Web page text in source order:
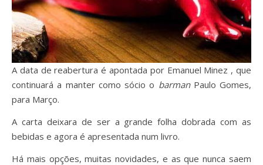
A data de reabertura é apontada por Emanuel Minez , que
continuará a manter como sócio o barmanPaulo Gomes,
para Março.
A carta deixara de ser a grande folha dobrada com as
bebidas e agora é apresentada num livro.
Há mais opções, muitas novidades, e as que nunca saem